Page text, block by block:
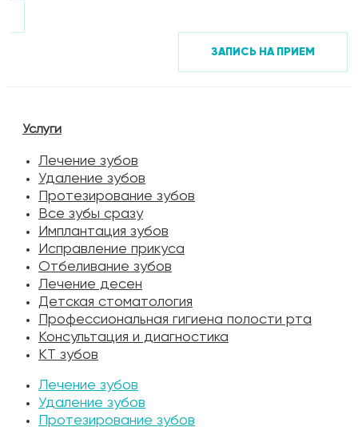
ЗАПИСЬ НА ПРИЕМ
Услуги
Лечение зубов
Удаление зубов
Протезирование зубов
Все зубы сразу
Имплантация зубов
Исправление прикуса
Отбеливание зубов
Лечение десен
Детская стоматология
Профессиональная гигиена полости рта
Консультация и диагностика
КТ зубов
Лечение зубов
Удаление зубов
Протезирование зубов